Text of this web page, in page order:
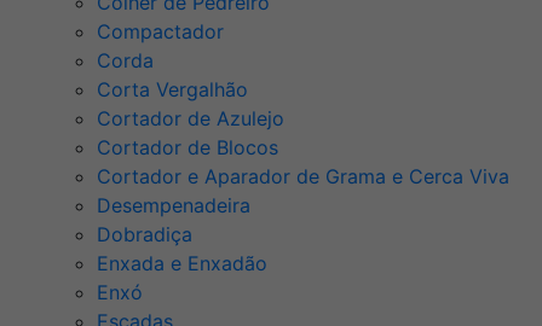
Compactador
Corda
Corta Vergalhão
Cortador de Azulejo
Cortador de Blocos
Cortador e Aparador de Grama e Cerca Viva
Desempenadeira
Dobradiça
Enxada e Enxadão
Enxó